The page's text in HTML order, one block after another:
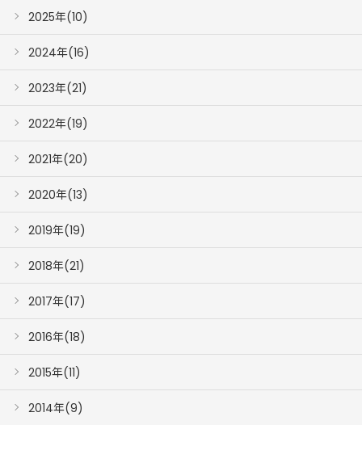
2025年(10)
2024年(16)
2023年(21)
2022年(19)
2021年(20)
2020年(13)
2019年(19)
2018年(21)
2017年(17)
2016年(18)
2015年(11)
2014年(9)